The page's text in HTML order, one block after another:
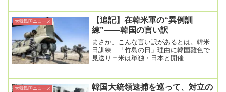
大韓民国ニュース
【追記】在韓米軍の“異例訓
練”――韓国の言い訳
まさか、こんな言い訳があるとは。韓米
日訓練 「竹島の日」理由に韓国難色で
見送り＝米は単独・日本と開催
大韓民国ニュース
韓国大統領逮捕を巡って、対立の